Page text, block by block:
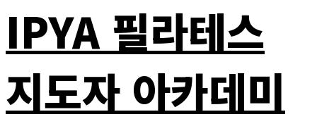
IPYA 필라테스
지도자 아카데미